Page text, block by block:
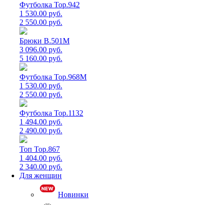
Футболка Top.942
1 530.00 руб.
2 550.00 руб.
Брюки B.501M
3 096.00 руб.
5 160.00 руб.
Футболка Top.968M
1 530.00 руб.
2 550.00 руб.
Футболка Top.1132
1 494.00 руб.
2 490.00 руб.
Топ Top.867
1 404.00 руб.
2 340.00 руб.
Для женщин
Новинки